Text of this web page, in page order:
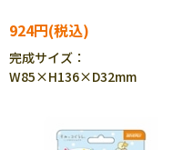
924円
完成サイズ：
W85×H136×D32mm